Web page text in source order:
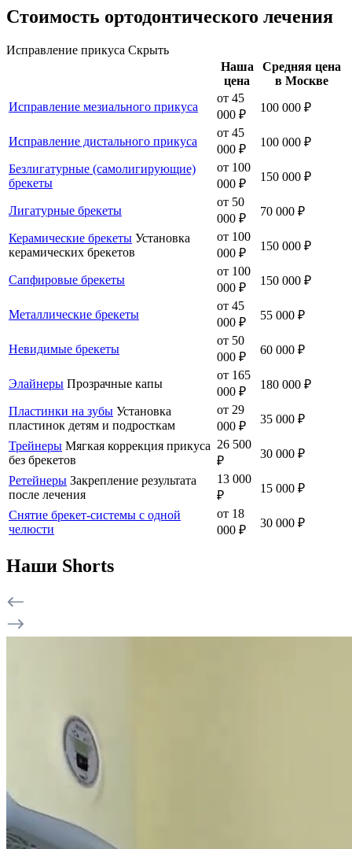
Стоимость ортодонтического лечения
Исправление прикуса Скрыть
Наша
цена
Средняя цена
в Москве
Исправление мезиального прикуса
от 45
000 ₽
100 000 ₽
Исправление дистального прикуса
от 45
000 ₽
100 000 ₽
Безлигатурные (самолигирующие)
брекеты
от 100
000 ₽
150 000 ₽
Лигатурные брекеты
от 50
000 ₽
70 000 ₽
Керамические брекеты Установка
керамических брекетов
от 100
000 ₽
150 000 ₽
Сапфировые брекеты
от 100
000 ₽
150 000 ₽
Металлические брекеты
от 45
000 ₽
55 000 ₽
Невидимые брекеты
от 50
000 ₽
60 000 ₽
Элайнеры Прозрачные капы
от 165
000 ₽
180 000 ₽
Пластинки на зубы Установка
пластинок детям и подросткам
от 29
000 ₽
35 000 ₽
Трейнеры Мягкая коррекция прикуса
без брекетов
26 500
₽
30 000 ₽
Ретейнеры Закрепление результата
после лечения
13 000
₽
15 000 ₽
Снятие брекет-системы с одной
челюсти
от 18
000 ₽
30 000 ₽
Наши Shorts